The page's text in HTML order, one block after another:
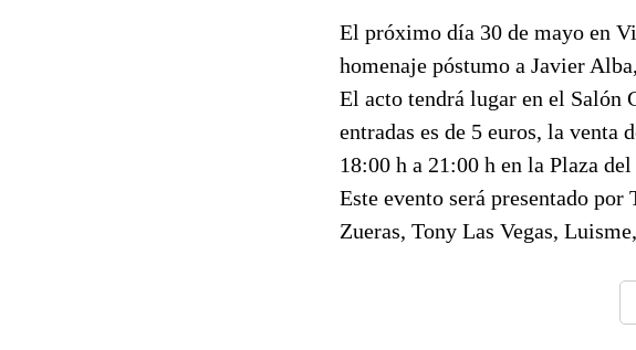
El próximo día 30 de mayo en
homenaje póstumo a Javier
El acto tendrá lugar en el Salón
entradas es de 5 euros, la venta
18:00 h a 21:00 h en la Plaza
Este evento será presentado
Zueras, Tony Las Vegas,